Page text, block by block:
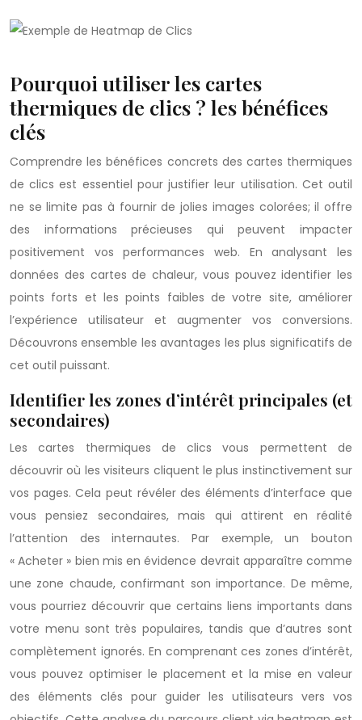
Pourquoi utiliser les cartes
thermiques de clics ? les bénéfices
clés
Comprendre les bénéfices concrets des cartes thermiques
de clics est essentiel pour justifier leur utilisation. Cet outil
ne se limite pas à fournir de jolies images colorées; il offre
des informations précieuses qui peuvent impacter
positivement vos performances web. En analysant les
données des cartes de chaleur, vous pouvez identifier les
points forts et les points faibles de votre site, améliorer
l’expérience utilisateur et augmenter vos conversions.
Découvrons ensemble les avantages les plus significatifs de
cet outil puissant.
Identifier les zones d’intérêt principales (et
secondaires)
Les cartes thermiques de clics vous permettent de
découvrir où les visiteurs cliquent le plus instinctivement sur
vos pages. Cela peut révéler des éléments d’interface que
vous pensiez secondaires, mais qui attirent en réalité
l’attention des internautes. Par exemple, un bouton
« Acheter » bien mis en évidence devrait apparaître comme
une zone chaude, confirmant son importance. De même,
vous pourriez découvrir que certains liens importants dans
votre menu sont très populaires, tandis que d’autres sont
complètement ignorés. En comprenant ces zones d’intérêt,
vous pouvez optimiser le placement et la mise en valeur
des éléments clés pour guider les utilisateurs vers vos